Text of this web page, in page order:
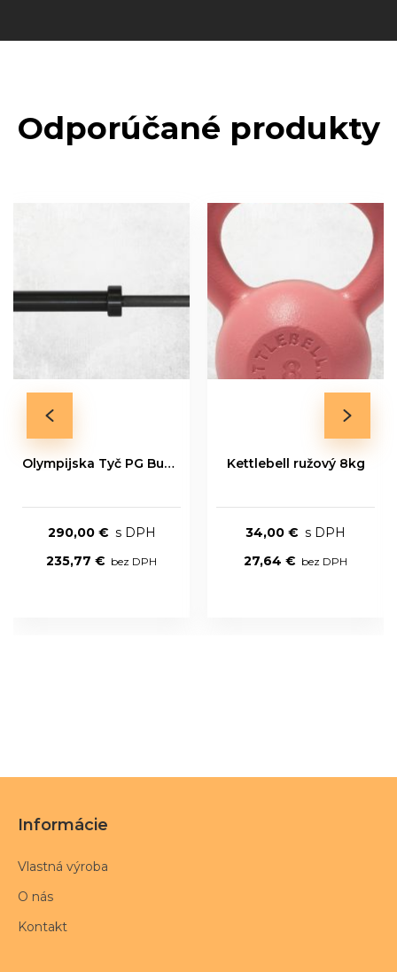
Odporúčané produkty
Olympijska Tyč PG Bushing Series 20kg
290,00 €
235,77 €
Kettlebell ružový 8kg
34,00 €
27,64 €
Informácie
Vlastná výroba
O nás
Kontakt